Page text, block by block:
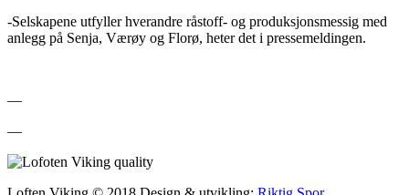
-Selskapene utfyller hverandre råstoff- og produksjonsmessig med
anlegg på Senja, Værøy og Florø, heter det i pressemeldingen.
—
—